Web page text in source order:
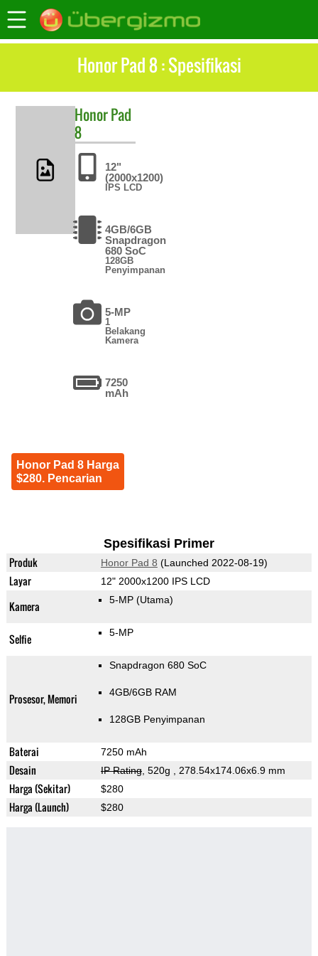
Honor Pad 8 : Spesifikasi
HonorPad
8
12"
(2000x1200)
IPS LCD
4GB/6GB
Snapdragon
680 SoC
128GB
Penyimpanan
5-MP
1
Belakang
Kamera
7250
mAh
Honor Pad 8 Harga
$280. Pencarian
Spesifikasi Primer
Produk Honor Pad 8 (Launched 2022-08-19)
Layar 12" 2000x1200 IPS LCD
Kamera 5-MP (Utama)
Selfie 5-MP
Prosesor, Memori
Snapdragon 680 SoC
4GB/6GB RAM
128GB Penyimpanan
Baterai 7250 mAh
Desain IP Rating, 520g , 278.54x174.06x6.9 mm
Harga (Sekitar) $280
Harga (Launch) $280